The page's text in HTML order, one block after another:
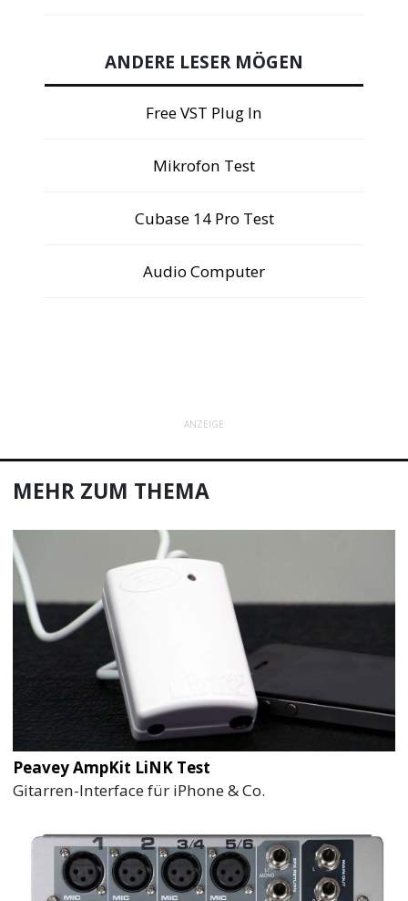
ANDERE LESER MÖGEN
Free VST Plug In
Mikrofon Test
Cubase 14 Pro Test
Audio Computer
ANZEIGE
MEHR ZUM THEMA
Peavey AmpKit LiNK Test
Gitarren-Interface für iPhone & Co.